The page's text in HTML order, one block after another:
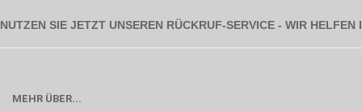
NUTZEN SIE JETZT UNSEREN RÜCKRUF-SERVICE - WIR
MEHR ÜBER...